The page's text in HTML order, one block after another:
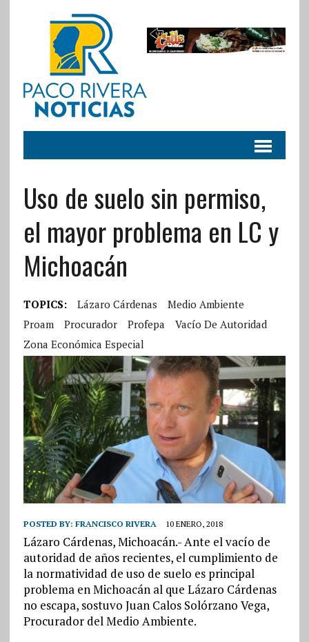
Uso de suelo sin permiso,
el mayor problema en LC y
Michoacán
TOPICS: Lázaro Cárdenas
Medio Ambiente
Proam
Procurador Profepa
Vacío De Autoridad
Zona Económica Especial
POSTED BY: FRANCISCO RIVERA 10 ENERO, 2018
Lázaro Cárdenas, Michoacán.- Ante el vacío de
autoridad de años recientes, el cumplimiento de
la normatividad de uso de suelo es principal
problema en Michoacán al que Lázaro Cárdenas
no escapa, sostuvo Juan Calos Solórzano Vega,
Procurador del Medio Ambiente.